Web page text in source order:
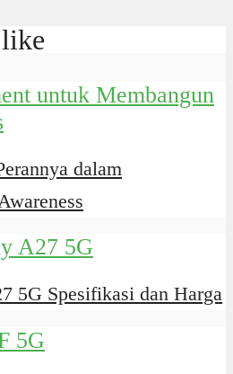
dalam
5G Spesifikasi dan Harga